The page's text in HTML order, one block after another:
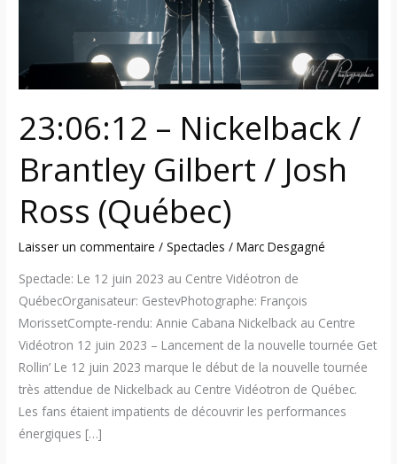
23:06:12 – Nickelback /
Brantley Gilbert / Josh
Ross (Québec)
Laisser un commentaire /Spectacles /Marc Desgagné
Spectacle: Le 12 juin 2023 au Centre Vidéotron de
QuébecOrganisateur: GestevPhotographe: François
MorissetCompte-rendu: Annie Cabana Nickelback au Centre
Vidéotron 12 juin 2023 – Lancement de la nouvelle tournée Get
Rollin’ Le 12 juin 2023 marque le début de la nouvelle tournée
très attendue de Nickelback au Centre Vidéotron de Québec.
Les fans étaient impatients de découvrir les performances
énergiques […]
(Québec)